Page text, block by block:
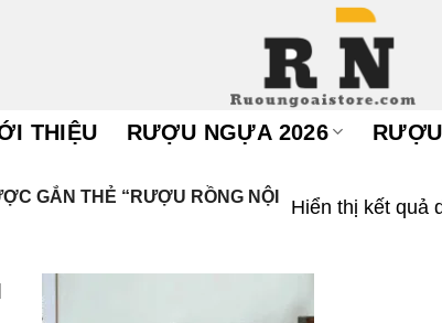
THIỆU RƯỢU NGỰA 2026
GẮN THẺ “RƯỢU RỒNG NỘI
Hiển thị kết quả